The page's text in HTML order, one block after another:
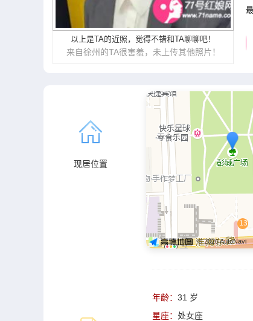
以上是TA的近照，觉得不错和TA聊聊吧！
来自徐州的TA很害羞，未上传其他照片！
现居位置
© 2026 AutoNavi
年龄： 31 岁
星座： 处女座